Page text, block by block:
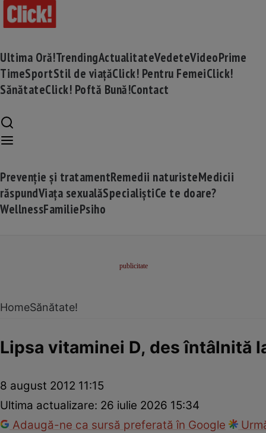
Ultima Oră!TrendingActualitateVedeteVideoPrime
TimeSportStil de viațăClick! Pentru FemeiClick!
SănătateClick! Poftă Bună!Contact
Prevenție și tratamentRemedii naturisteMedicii
răspundViața sexualăSpecialiștiCe te doare?
WellnessFamiliePsiho
HomeSănătate!
Lipsa vitaminei D, des întâlnită
8 august 2012 11:15
Ultima actualizare: 26 iulie 2026 15:34
Adaugă-ne ca sursă preferată în Google